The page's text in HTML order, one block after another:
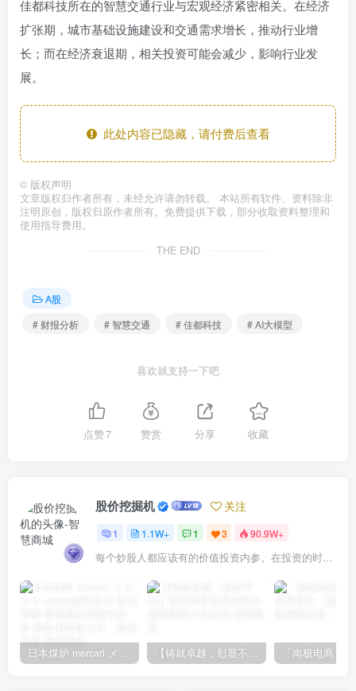
佳都科技所在的智慧交通行业与宏观经济紧密相关。在经济
扩张期，城市基础设施建设和交通需求增长，推动行业增
长；而在经济衰退期，相关投资可能会减少，影响行业发
展。
此处内容已隐藏，请付费后查看
© 版权声明
文章版权归作者所有，未经允许请勿转载。 本站所有软件、资料除非
注明原创，版权归原作者所有。免费提供下载，部分收取资料整理和
使用指导费用。
THE END
A股
# 财报分析
# 智慧交通 # 佳都科技 # AI大模型
喜欢就支持一下吧
点赞7 赞赏 分享 收藏
股价挖掘机 关注
1 1.1W+ 1 3 90.9W+
每个炒股人都应该有的价值投资内参。在投资的时候，我们把自己看成是企业分析师——而不是市场分析师，也不是宏观经济分析师，更不是证券分析师。
日本煤炉 mercari メルカリ cookie提取技术 安卓 苹果 雷电模拟器都可提取,指纹浏览器上号。技术支持 【铸就卓越，彰显不凡】顶级财富管理机构专属官网设计与咨询